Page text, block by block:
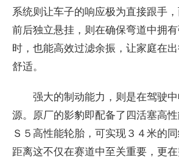
系统则让车子的响应极为直接跟手
前后独立悬挂，则在确保弯道中拥
时，也能高效过滤余振，让家庭在
舒适。
强大的制动能力，则是在驾驶
源。原厂的影豹即配备了四活塞高
Ｓ５高性能轮胎，可实现３４米的
距离这不仅在赛道中至关重要，更